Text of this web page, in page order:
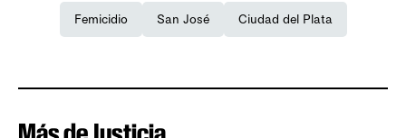
Femicidio San José Ciudad del Plata